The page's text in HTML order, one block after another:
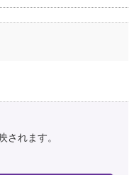
されます。